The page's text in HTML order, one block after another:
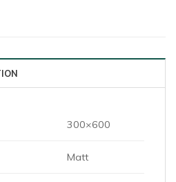
300×600
Matt